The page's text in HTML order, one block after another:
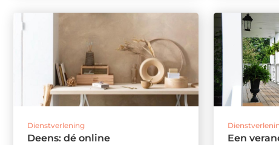
Dienstverlening
Deens: dé online
Een